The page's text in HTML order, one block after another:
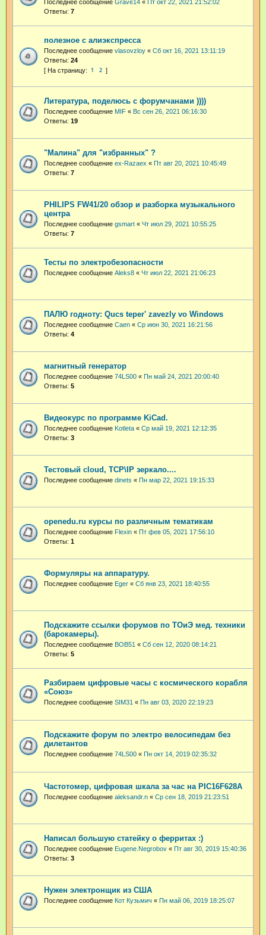
Последнее сообщение Grave14 «
Пт окт 22, 2021 21:52:02
Ответы: 7
полезное с алиэкспресса
Последнее сообщение vlasovzloy « Сб окт 16, 2021 13:11:19
Ответы: 24
1 2
Литература, поделюсь с форумчанами ))))
Последнее сообщение MIF « Вс сен 26, 2021 06:16:30
Ответы: 19
"Малина" для "избранных" ?
Последнее сообщение ex-Razaex « Пт авг 20, 2021 10:45:49
Ответы: 7
PHILIPS FW41/20 обзор и разборка музыкального
центра
Последнее сообщение gsmart « Чт июл 29, 2021 10:55:25
Ответы: 7
Тесты по электробезопасности
Последнее сообщение Aleks8 « Чт июл 22, 2021 21:06:23
ПАЛЮ годноту: Qucs teper' zavezly vo Windows
Последнее сообщение Caen « Ср июн 30, 2021 16:21:56
Ответы: 4
магнитный генератор
Последнее сообщение 74LS00 « Пн май 24, 2021 20:00:40
Ответы: 5
Видеокурс по программе KiCad.
Последнее сообщение Kotleta « Ср май 19, 2021 12:12:35
Ответы: 3
Тестовый cloud, TCP\IP зеркало....
Последнее сообщение dinets « Пн мар 22, 2021 19:15:33
openedu.ru курсы по различным тематикам
Последнее сообщение Flexin « Пт фев 05, 2021 17:56:10
Ответы: 1
Формуляры на аппаратуру.
Последнее сообщение Eger « Сб янв 23, 2021 18:40:55
Подскажите ссылки форумов по ТОиЭ мед. техники
(барокамеры).
Последнее сообщение BOB51 « Сб сен 12, 2020 08:14:21
Ответы: 5
Разбираем цифровые часы с космического корабля
«Союз»
Последнее сообщение SIM31 « Пн авг 03, 2020 22:19:23
Подскажите форум по электро велосипедам без
дилетантов
Последнее сообщение 74LS00 « Пн окт 14, 2019 02:35:32
Частотомер, цифровая шкала за час на PIC16F628A
Последнее сообщение aleksandr.n « Ср сен 18, 2019 21:23:51
Написал большую статейку о ферритах :)
Последнее сообщение Eugene.Negrobov « Пт авг 30, 2019 15:40:36
Ответы: 3
Нужен электронщик из США
Последнее сообщение Кот Кузьмич « Пн май 06, 2019 18:25:07